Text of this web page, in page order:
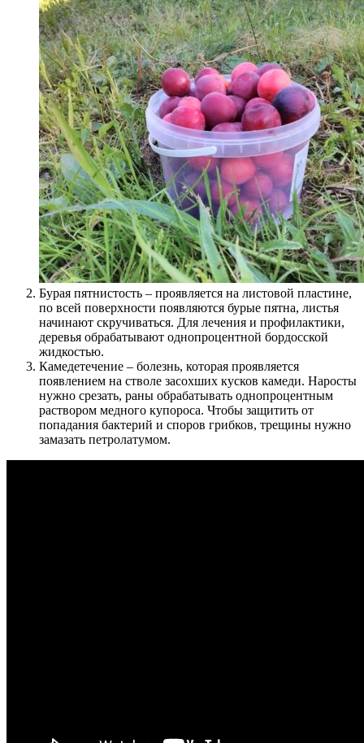
Бурая пятнистость – проявляется на листовой пластине,
по всей поверхности появляются бурые пятна, листья
начинают скручиваться. Для лечения и профилактики,
деревья обрабатывают однопроцентной бордосской
жидкостью.
Камедетечение – болезнь, которая проявляется
появлением на стволе засохших кусков камеди. Наросты
нужно срезать, раны обрабатывать однопроцентным
раствором медного купороса. Чтобы защитить от
попадания бактерий и споров грибков, трещины нужно
замазать петролатумом.